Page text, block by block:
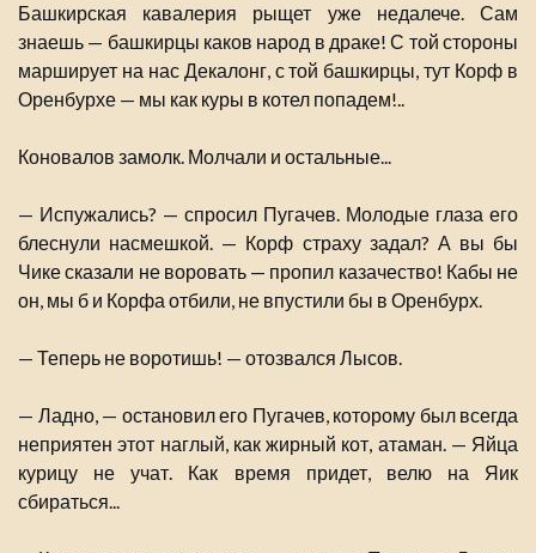
Башкирская кавалерия рыщет уже недалече. Сам
знаешь — башкирцы каков народ в драке! С той стороны
марширует на нас Декалонг, с той башкирцы, тут Корф в
Оренбурхе — мы как куры в котел попадем!..
Коновалов замолк. Молчали и остальные...
— Испужались? — спросил Пугачев. Молодые глаза его
блеснули насмешкой. — Корф страху задал? А вы бы
Чике сказали не воровать — пропил казачество! Кабы не
он, мы б и Корфа отбили, не впустили бы в Оренбурх.
— Теперь не воротишь! — отозвался Лысов.
— Ладно, — остановил его Пугачев, которому был всегда
неприятен этот наглый, как жирный кот, атаман. — Яйца
курицу не учат. Как время придет, велю на Яик
сбираться...